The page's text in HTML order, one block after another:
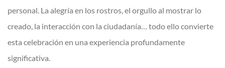
personal. La alegría en los rostros, el orgullo al mostrar lo
creado, la interacción con la ciudadanía… todo ello convierte
esta celebración en una experiencia profundamente
significativa.